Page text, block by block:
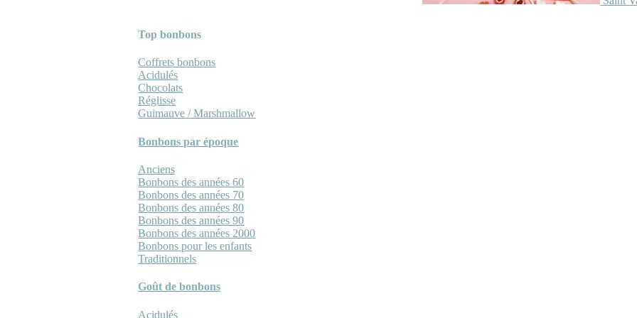
Top bonbons
Coffrets bonbons
Acidulés
Chocolats
Réglisse
Guimauve / Marshmallow
Bonbons par époque
Anciens
Bonbons des années 60
Bonbons des années 70
Bonbons des années 80
Bonbons des années 90
Bonbons des années 2000
Bonbons pour les enfants
Traditionnels
Goût de bonbons
Acidulés